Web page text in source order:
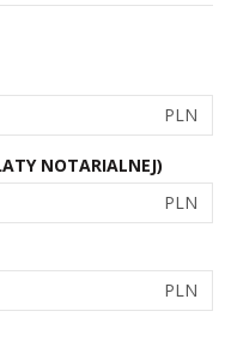
PLN
NOTARIALNEJ)
PLN
PLN